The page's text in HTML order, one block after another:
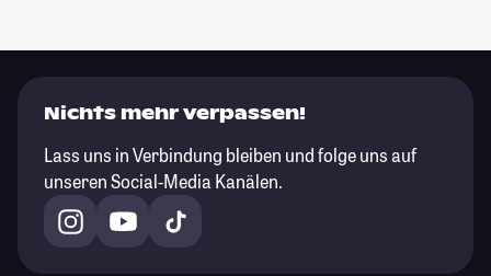
Nichts mehr verpassen!
Lass uns in Verbindung bleiben und folge uns auf
unseren Social-Media Kanälen.